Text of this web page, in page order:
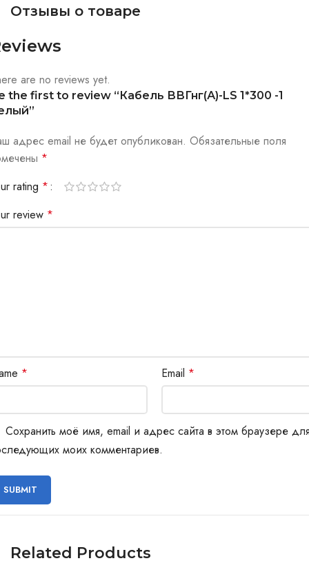
Отзывы о товаре
are no reviews yet.
the first to review “Кабель ВВГнг(А)-LS 1*300 -1
адрес email не будет опубликован. Обязательные поля
*
rating *
review *
* Email *
Сохранить моё имя, email и адрес сайта в этом браузере
моих комментариев.
Related Products